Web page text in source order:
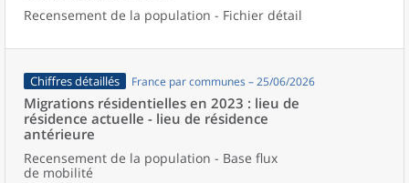
Recensement de la population - Fichier détail
Chiffres détaillés France par communes – 25/06/2026
Migrations résidentielles en 2023 : lieu de
résidence actuelle - lieu de résidence
antérieure
Recensement de la population - Base flux
de mobilité